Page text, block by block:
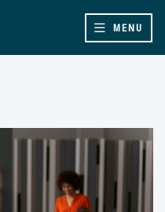
MENU